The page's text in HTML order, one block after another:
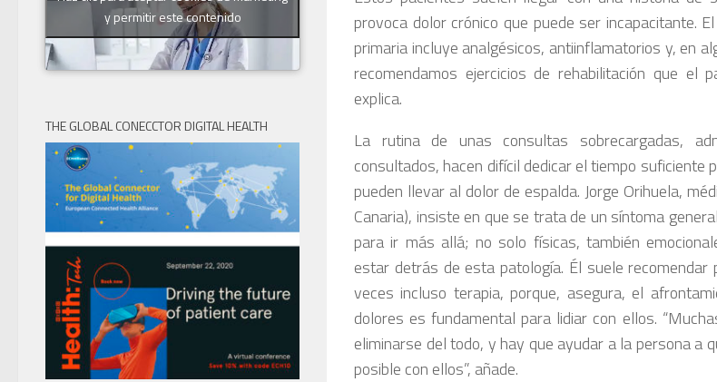
provoca dolor crónico que puede ser incapacitante.
primaria incluye analgésicos, antiinflamatorios y, en
recomendamos ejercicios de rehabilitación que el
explica.
La rutina de unas consultas sobrecargadas,
consultados, hacen difícil dedicar el tiempo suficiente
pueden llevar al dolor de espalda. Jorge Orihuela,
Canaria), insiste en que se trata de un síntoma
para ir más allá; no solo físicas, también
estar detrás de esta patología. Él suele
veces incluso terapia, porque, asegura, el
dolores es fundamental para lidiar con ellos.
eliminarse del todo, y hay que ayudar a la persona a
posible con ellos”, añade.
y permitir este contenido
THE GLOBAL CONECCTOR DIGITAL HEALTH